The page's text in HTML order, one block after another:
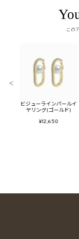
この
ビジューラインパールイ
ヤリング(ゴールド)
¥12,650
＜